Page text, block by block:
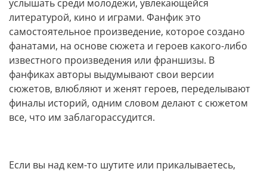
услышать среди молодежи, увлекающейся
литературой, кино и играми. Фанфик это
самостоятельное произведение, которое создано
фанатами, на основе сюжета и героев какого-либо
известного произведения или франшизы. В
фанфиках авторы выдумывают свои версии
сюжетов, влюбляют и женят героев, переделывают
финалы историй, одним словом делают с сюжетом
все, что им заблагорассудится.
Если вы над кем-то шутите или прикалываетесь,